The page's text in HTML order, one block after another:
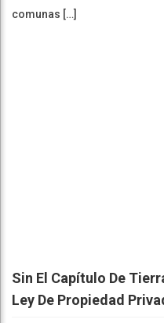
comunas […]
Sin El Capítulo De
Ley De Propiedad